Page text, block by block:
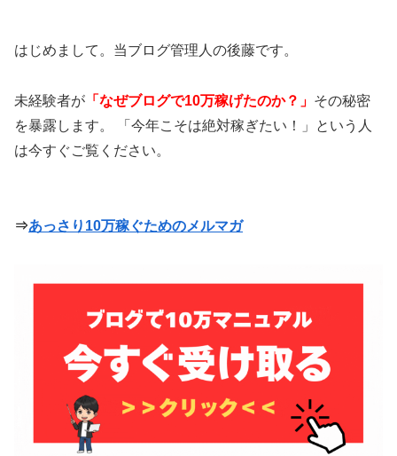
はじめまして。当ブログ管理人の後藤です。
未経験者が 「なぜブログで10万稼げたのか？」 その秘密
を暴露します。 「今年こそは絶対稼ぎたい！」という人
は今すぐご覧ください。
⇒あっさり10万稼ぐためのメルマガ